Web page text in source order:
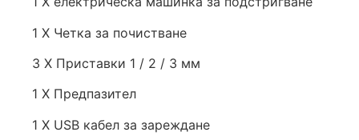
1 X Четка за почистване
3 X Приставки 1 / 2 / 3 мм
1 X Предпазител
1 X USB кабел за зареждане